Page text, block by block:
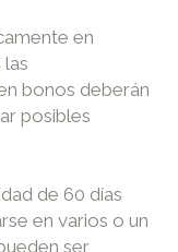
en
bonos deberán
posibles
de 60 días
en varios o un
ser